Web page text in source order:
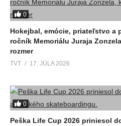
0
Hokejbal, emócie, priateľstvo a
ročník Memoriálu Juraja
rozmer
TVT 17. JÚLA 2026
0
Peška Life Cup 2026 priniesol